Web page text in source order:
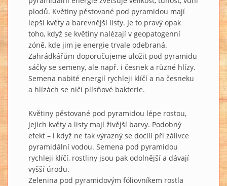
plodů. Květiny pěstované pod pyramidou mají
lepší květy a barevnější listy. Je to pravý opak
toho, když se květiny nalézají v geopatogenní
zóně, kde jim je energie trvale odebraná.
Zahrádkářům doporučujeme uložit pod pyramidu
sáčky se semeny, ale např. i česnek a různé hlízy.
Semena nabité energií rychleji klíčí a na česneku
a hlízách se ničí plísňové bakterie.
Květiny pěstované pod pyramidou lépe rostou,
jejich květy a listy mají živější barvy. Podobný
efekt – i když ne tak výrazný se docílí při zálivce
pyramidální vodou. Semena pod pyramidou
rychleji klíčí, rostliny jsou pak odolnější a dávají
vyšší úrodu.
Zelenina pod pyramidovým fóliovníkem rostla